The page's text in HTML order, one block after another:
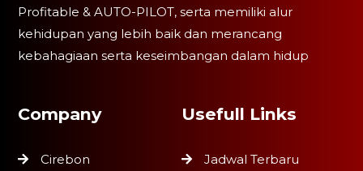
Profitable & AUTO-PILOT, serta memiliki alur
kehidupan yang lebih baik dan merancang
kebahagiaan serta keseimbangan dalam hidup
Company
Cirebon
Usefull Links
Jadwal Terbaru